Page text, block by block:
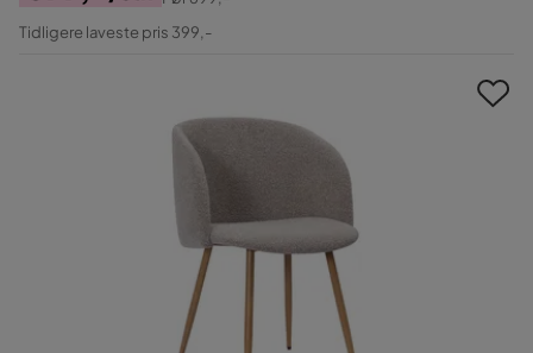
Pris
Original
Tidligere laveste pris 399,-